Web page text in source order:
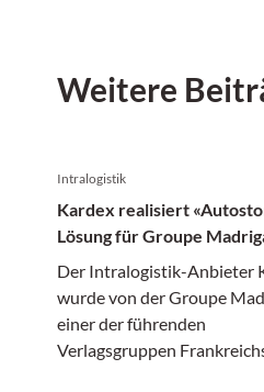
Weitere
Intralogistik
Kardex realisiert
Lösung für Groupe
Der Intralogistik-Anbieter
wurde von der Groupe
einer der führenden
Verlagsgruppen